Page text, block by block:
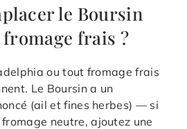
le Boursin
frais ?
ou tout fromage frais
Le Boursin a un
(ail et fines herbes) — si
neutre, ajoutez une